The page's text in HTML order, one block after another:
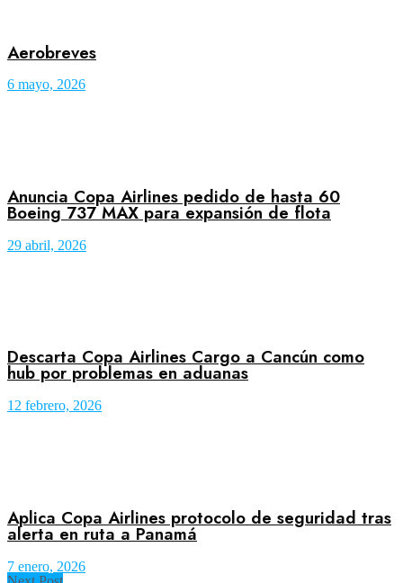
Aerobreves
6 mayo, 2026
Anuncia Copa Airlines pedido de hasta 60
Boeing 737 MAX para expansión de flota
29 abril, 2026
Descarta Copa Airlines Cargo a Cancún como
hub por problemas en aduanas
12 febrero, 2026
Aplica Copa Airlines protocolo de seguridad tras
alerta en ruta a Panamá
7 enero, 2026